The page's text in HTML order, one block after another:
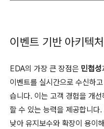
이벤트 기반 아키텍
EDA의 가장 큰 장점은 민첩성
이벤트를 실시간으로 수신하
습니다. 이는 고객 경험을 개
할 수 있는 능력을 제공합니다
낮아 유지보수와 확장이 용이